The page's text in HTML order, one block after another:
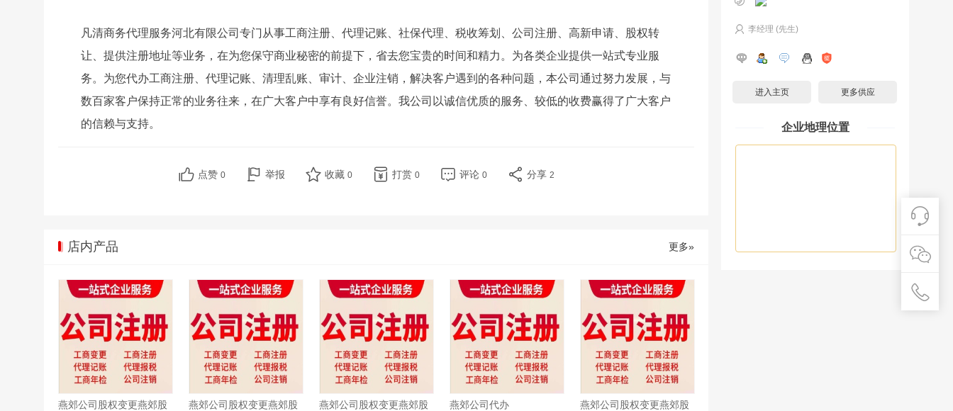
李经理 (先生)
进入主页 更多供应
企业地理位置
凡清商务代理服务河北有限公司专门从事工商注册、代理记账、社保代理、税收筹划、公司注册、高新申请、股权转
让、提供注册地址等业务，在为您保守商业秘密的前提下，省去您宝贵的时间和精力。为各类企业提供一站式专业服
务。为您代办工商注册、代理记账、清理乱账、审计、企业注销，解决客户遇到的各种问题，本公司通过努力发展，与
数百家客户保持正常的业务往来，在广大客户中享有良好信誉。我公司以诚信优质的服务、较低的收费赢得了广大客户
的信赖与支持。
点赞 0 举报 收藏 0 打赏 0 评论 0 分享 2
店内产品 更多»
燕郊公司股权变更燕郊股
燕郊公司股权变更燕郊股
燕郊公司股权变更燕郊股
燕郊公司代办
燕郊公司股权变更燕郊股